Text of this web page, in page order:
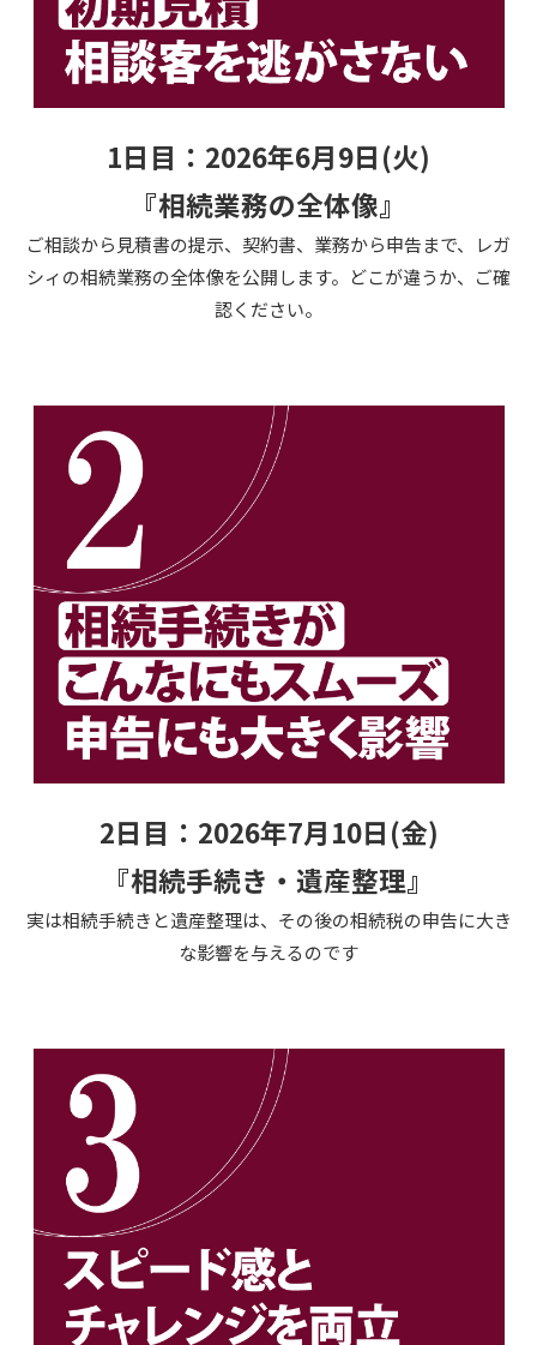
1日目：2026年6月9日(火)
『相続業務の全体像』
ご相談から見積書の提示、契約書、業務から申告まで、レガ
シィの相続業務の全体像を公開します。どこが違うか、ご確
認ください。
2日目：2026年7月10日(金)
『相続手続き・遺産整理』
実は相続手続きと遺産整理は、その後の相続税の申告に大き
な影響を与えるのです